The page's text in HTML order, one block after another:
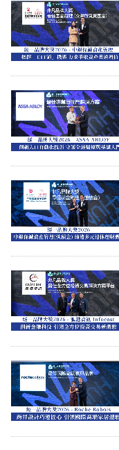
商
業
科
技
職
場
生
時
事
欄
訂
閱
區